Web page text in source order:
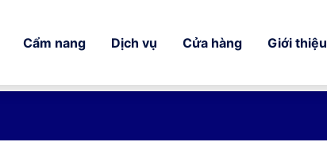
Cẩm nang Dịch vụ Cửa hàng Giới thiệu